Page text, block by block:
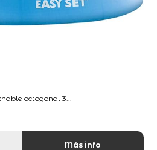
octogonal 3...
Más info